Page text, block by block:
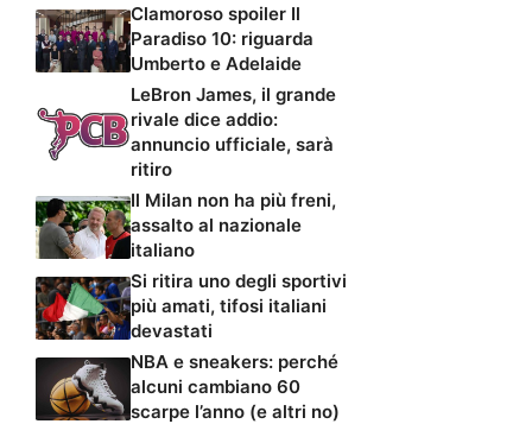
Clamoroso spoiler Il
Paradiso 10: riguarda
Umberto e Adelaide
LeBron James, il grande
rivale dice addio:
annuncio ufficiale, sarà
ritiro
Il Milan non ha più freni,
assalto al nazionale
italiano
Si ritira uno degli sportivi
più amati, tifosi italiani
devastati
NBA e sneakers: perché
alcuni cambiano 60
scarpe l’anno (e altri no)